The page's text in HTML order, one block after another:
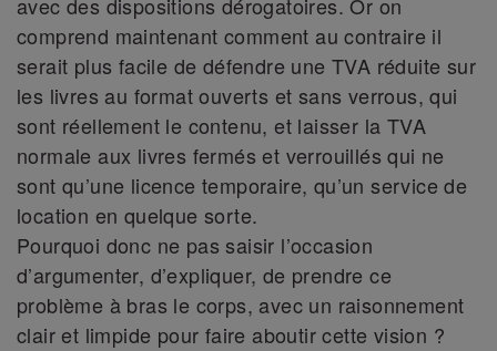
comprend maintenant comment au contraire il
serait plus facile de défendre une TVA réduite sur
les livres au format ouverts et sans verrous, qui
sont réellement le contenu, et laisser la TVA
normale aux livres fermés et verrouillés qui ne
sont qu’une licence temporaire, qu’un service de
location en quelque sorte.
Pourquoi donc ne pas saisir l’occasion
d’argumenter, d’expliquer, de prendre ce
problème à bras le corps, avec un raisonnement
clair et limpide pour faire aboutir cette vision ?